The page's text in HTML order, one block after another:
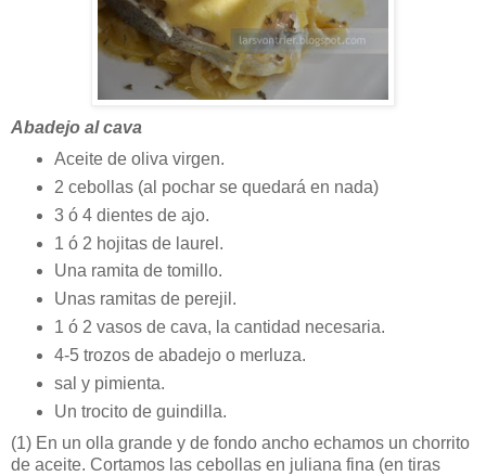
Abadejo al cava
Aceite de oliva virgen.
2 cebollas (al pochar se quedará en nada)
3 ó 4 dientes de ajo.
1 ó 2 hojitas de laurel.
Una ramita de tomillo.
Unas ramitas de perejil.
1 ó 2 vasos de cava, la cantidad necesaria.
4-5 trozos de abadejo o merluza.
sal y pimienta.
Un trocito de guindilla.
(1) En un olla grande y de fondo ancho echamos un chorrito
de aceite. Cortamos las cebollas en juliana fina (en tiras